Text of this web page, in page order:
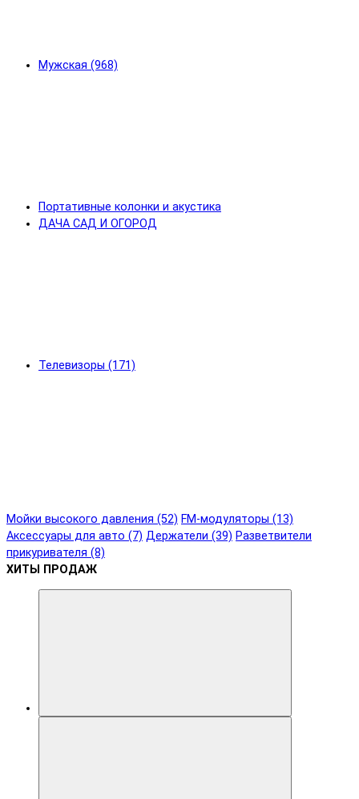
Мужская (968)
Портативные колонки и акустика
ДАЧА САД И ОГОРОД
Телевизоры (171)
Мойки высокого давления (52) FM-модуляторы (13)
Аксессуары для авто (7) Держатели (39) Разветвители
прикуривателя (8)
ХИТЫ ПРОДАЖ